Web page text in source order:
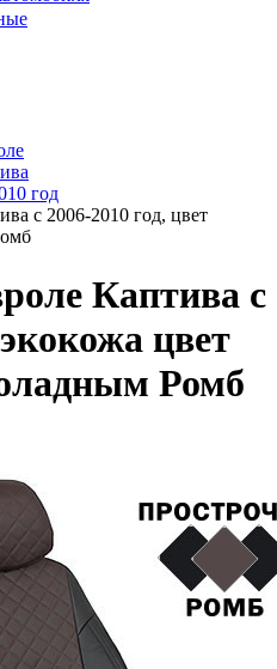
год
с 2006-2010 год, цвет
Каптива с
цвет
Ромб